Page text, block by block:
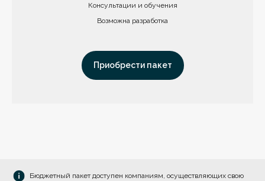
Консультации и обучения
Возможна разработка
Приобрести пакет
Бюджетный пакет доступен компаниям, осуществляющих свою